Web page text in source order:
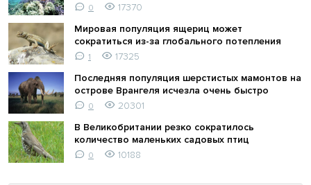
0
17370
Мировая популяция ящериц может
сократиться из-за глобального потепления
1
17325
Последняя популяция шерстистых мамонтов на
острове Врангеля исчезла очень быстро
0
20301
В Великобритании резко сократилось
количество маленьких садовых птиц
0 10188